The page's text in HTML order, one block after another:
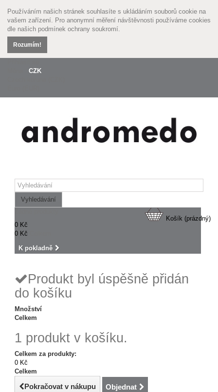
Rozumím!
Používáním našich stránek souhlasíte s ukládáním souborů cookie na
vašem zařízení. Pro anonymní měření návštěvnosti používáme cookies
dle našich podmínek ochrany soukromí.
CZK
Vyhledávání
Košík (prázdný)
0 Kč
0 Kč
K pokladně
Produkt byl úspěšně přidán
do košíku
Množství
Celkem
1 produkt v košíku.
Celkem za produkty:
0 Kč
Celkem
Pokračovat v nákupu Objednat